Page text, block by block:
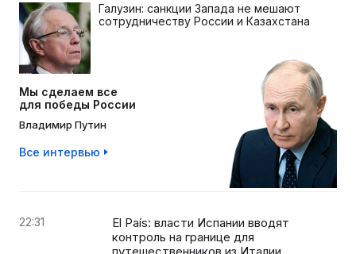
Галузин: санкции Запада не мешают
сотрудничеству России и Казахстана
Мы сделаем все
для победы России
Владимир Путин
Все интервью
22:31
El País: власти Испании вводят
контроль на границе для